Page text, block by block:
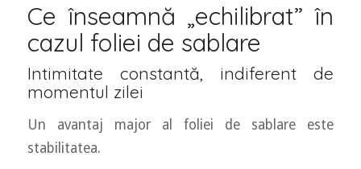
Ce înseamnă „echilibrat” în
cazul foliei de sablare
Intimitate constantă, indiferent de
momentul zilei
Un avantaj major al foliei de sablare este
stabilitatea.